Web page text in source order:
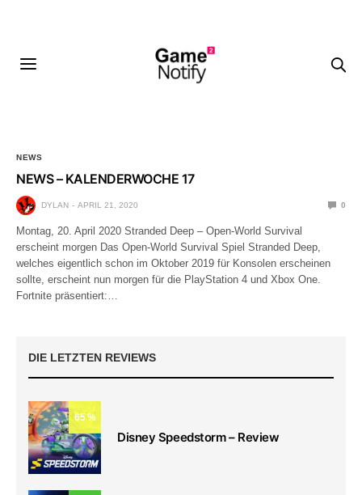
NEWS
NEWS – KALENDERWOCHE 17
DYLAN APRIL 21, 2020 0
Montag, 20. April 2020 Stranded Deep – Open-World Survival
erscheint morgen Das Open-World Survival Spiel Stranded Deep,
welches eigentlich schon im Oktober 2019 für Konsolen erscheinen
sollte, erscheint nun morgen für die PlayStation 4 und Xbox One.
Fortnite präsentiert:…
DIE LETZTEN REVIEWS
65
Disney Speedstorm – Review